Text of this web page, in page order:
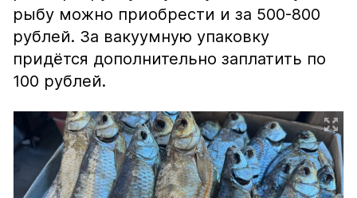
рыбу можно приобрести и за 500-800
рублей. За вакуумную упаковку
придётся дополнительно заплатить по
100 рублей.